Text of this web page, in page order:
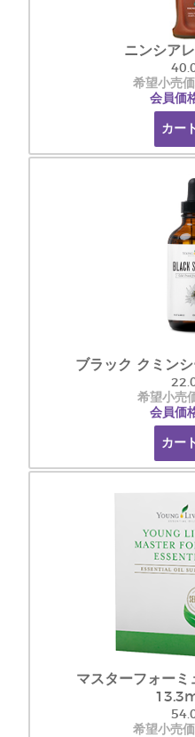
ニンシア
希望小売
会員価
カー
ブラック クミン
希望小売
会員価
カー
マスターフォーミ
希望小売